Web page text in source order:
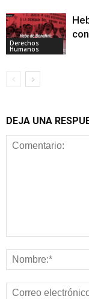
Derechos
Humanos
DEJA UNA